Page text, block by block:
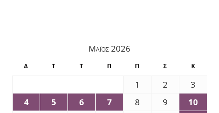
Μάιος 2026
Δ Τ Τ Π Π Σ Κ
1 2
3
4
5 6 7 8 9
10